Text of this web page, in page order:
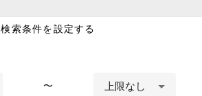
検索条件を設定する
〜 上限なし